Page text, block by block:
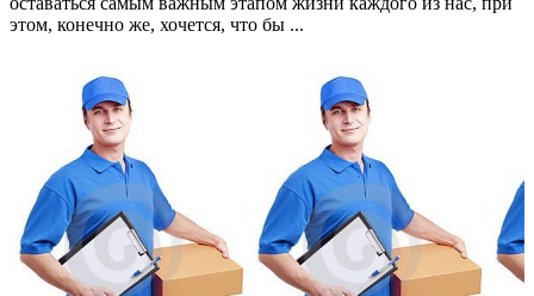
этом, конечно же, хочется, что бы ...